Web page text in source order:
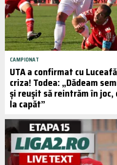
CAMPIONAT
UTA a confirmat cu
criza! Todea: „Dădeam
și reușit să reintrăm în
la capăt”